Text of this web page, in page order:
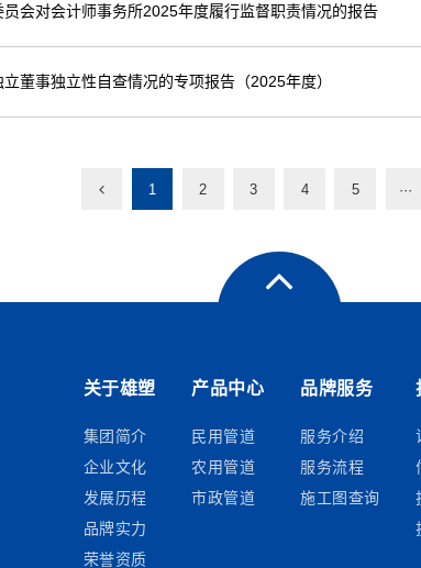
会对会计师事务所2025年度履行监督职责情况的报告
董事独立性自查情况的专项报告（2025年度）
1 2 3 4 5 ···
关于雄塑
集团简介
企业文化
发展历程
品牌实力
荣誉资质
产品中心
民用管道
农用管道
市政管道
品牌服务
服务介绍
服务流程
施工图查询